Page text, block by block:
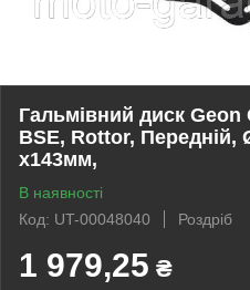
Гальмівний диск
BSE, Rottor, Передній,
x143мм,
В наявності
Код: UT-00048040
Роздріб
1 979,25 ₴